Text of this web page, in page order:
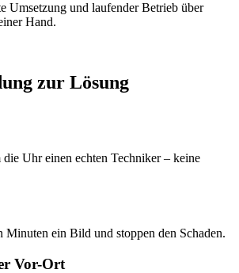
Umsetzung und laufender Betrieb über
Hand.
zur Lösung
die Uhr einen echten Techniker – keine
Minuten ein Bild und stoppen den Schaden.
Vor-Ort